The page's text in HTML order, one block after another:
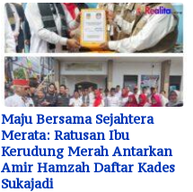
Maju Bersama Sejahtera
Merata: Ratusan Ibu
Kerudung Merah Antarkan
Amir Hamzah Daftar Kades
Sukajadi